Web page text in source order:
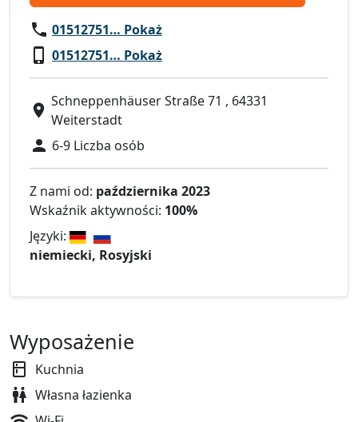
01512751… Pokaż
01512751… Pokaż
Schneppenhäuser Straße 71 , 64331
Weiterstadt
6-9 Liczba osób
Z nami od: października 2023
Wskaźnik aktywności: 100%
Języki:
niemiecki, Rosyjski
Wyposażenie
Kuchnia
Własna łazienka